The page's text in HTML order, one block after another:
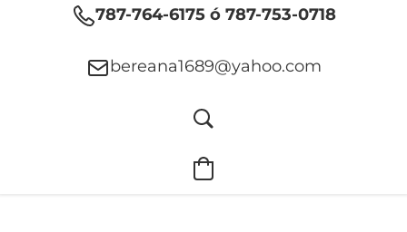
787-764-6175 ó 787-753-0718
bereana1689@yahoo.com